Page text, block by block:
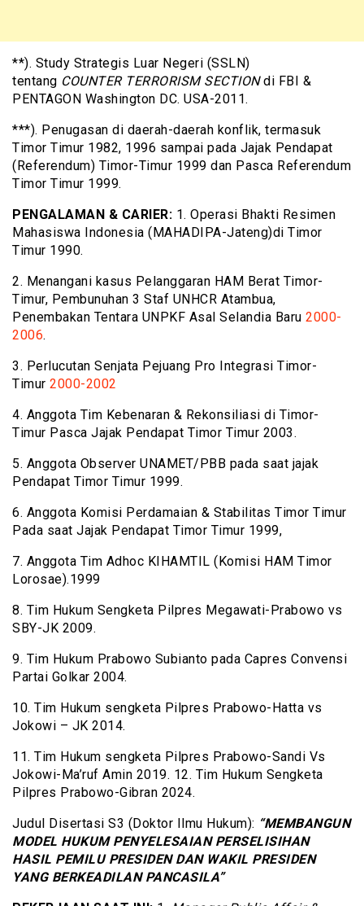
**). Study Strategis Luar Negeri (SSLN)
tentang COUNTER TERRORISM SECTIONdi FBI &
PENTAGON Washington DC. USA-2011.
***). Penugasan di daerah-daerah konflik, termasuk
Timor Timur 1982, 1996 sampai pada Jajak Pendapat
(Referendum) Timor-Timur 1999 dan Pasca Referendum
Timor Timur 1999.
PENGALAMAN & CARIER: 1. Operasi Bhakti Resimen
Mahasiswa Indonesia (MAHADIPA-Jateng)di Timor
Timur 1990.
2. Menangani kasus Pelanggaran HAM Berat Timor-
Timur, Pembunuhan 3 Staf UNHCR Atambua,
Penembakan Tentara UNPKF Asal Selandia Baru 2000-
2006.
3. Perlucutan Senjata Pejuang Pro Integrasi Timor-
Timur 2000-2002
4. Anggota Tim Kebenaran & Rekonsiliasi di Timor-
Timur Pasca Jajak Pendapat Timor Timur 2003.
5. Anggota Observer UNAMET/PBB pada saat jajak
Pendapat Timor Timur 1999.
6. Anggota Komisi Perdamaian & Stabilitas Timor Timur
Pada saat Jajak Pendapat Timor Timur 1999,
7. Anggota Tim Adhoc KIHAMTIL (Komisi HAM Timor
Lorosae).1999
8. Tim Hukum Sengketa Pilpres Megawati-Prabowo vs
SBY-JK 2009.
9. Tim Hukum Prabowo Subianto pada Capres Convensi
Partai Golkar 2004.
10. Tim Hukum sengketa Pilpres Prabowo-Hatta vs
Jokowi – JK 2014.
11. Tim Hukum sengketa Pilpres Prabowo-Sandi Vs
Jokowi-Ma’ruf Amin 2019. 12. Tim Hukum Sengketa
Pilpres Prabowo-Gibran 2024.
Judul Disertasi S3 (Doktor Ilmu Hukum): “MEMBANGUN
MODEL HUKUM PENYELESAIAN PERSELISIHAN
HASIL PEMILU PRESIDEN DAN WAKIL PRESIDEN
YANG BERKEADILAN PANCASILA”